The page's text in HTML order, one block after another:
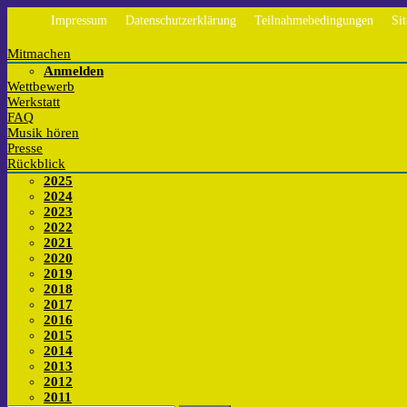
Impressum Datenschutzerklärung Teilnahmebedingungen
Mitmachen
Anmelden
Wettbewerb
Werkstatt
FAQ
Musik hören
Presse
Rückblick
2025
2024
2023
2022
2021
2020
2019
2018
2017
2016
2015
2014
2013
2012
2011